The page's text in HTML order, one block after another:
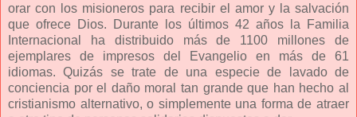
orar con los misioneros para recibir el amor y la salvación
que ofrece Dios. Durante los últimos 42 años la Familia
Internacional ha distribuido más de 1100 millones de
ejemplares de impresos del Evangelio en más de 61
idiomas. Quizás se trate de una especie de lavado de
conciencia por el daño moral tan grande que han hecho al
cristianismo alternativo, o simplemente una forma de atraer